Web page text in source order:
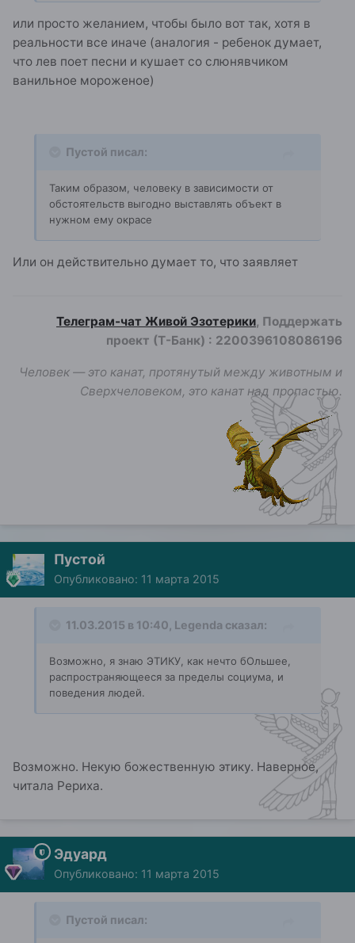
или просто желанием, чтобы было вот так, хотя в
реальности все иначе (аналогия - ребенок думает,
что лев поет песни и кушает со слюнявчиком
ванильное мороженое)
Пустой писал:
Таким образом, человеку в зависимости от
обстоятельств выгодно выставлять объект в
нужном ему окрасе
Или он действительно думает то, что заявляет
Телеграм-чат Живой Эзотерики, Поддержать
проект (Т-Банк) : 2200396108086196
Человек — это канат, протянутый между животным и
Сверхчеловеком, это канат над пропастью.
Пустой
Опубликовано: 11 марта 2015
11.03.2015 в 10:40, Legenda сказал:
Возможно, я знаю ЭТИКУ, как нечто бОльшее,
распространяющееся за пределы социума, и
поведения людей.
Возможно. Некую божественную этику. Наверное,
читала Рериха.
Эдуард
Опубликовано: 11 марта 2015
Пустой писал: